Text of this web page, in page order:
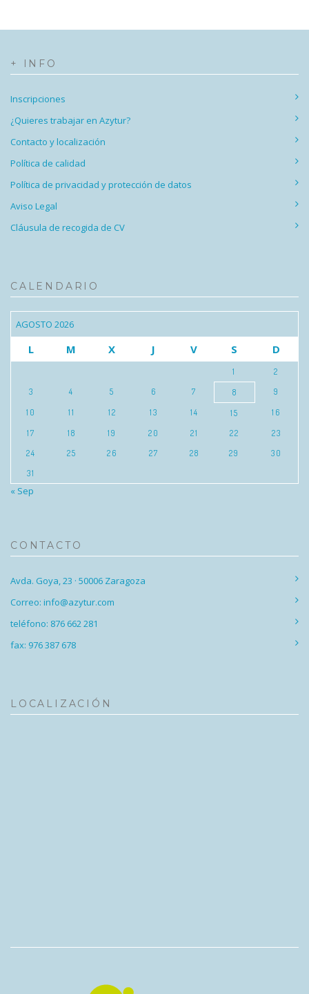
+ INFO
Inscripciones
¿Quieres trabajar en Azytur?
Contacto y localización
Política de calidad
Política de privacidad y protección de datos
Aviso Legal
Cláusula de recogida de CV
CALENDARIO
AGOSTO 2026
L M X J V S D
1
2
3
4 5 6 7 8
9
10
11 12 13 14 15
16
17
18 19 20 21 22
23
24
25 26 27 28 29
30
31
« Sep
CONTACTO
Avda. Goya, 23 · 50006 Zaragoza
Correo: info@azytur.com
teléfono: 876 662 281
fax: 976 387 678
LOCALIZACIÓN